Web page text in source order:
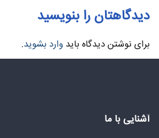
دیدگاهتان را بنویسید
برای نوشتن دیدگاه باید وارد بشوید.
آشنایی با ما